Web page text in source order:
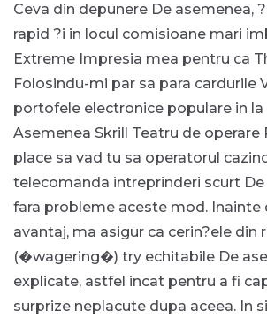
Ceva din depunere De asemenea,
rapid ?i in locul comisioane mari
Extreme Impresia mea pentru ca
Folosindu-mi par sa para cardurile
portofele electronice populare in la
Asemenea Skrill Teatru de operare
place sa vad tu sa operatorul
telecomanda intreprinderi scurt De
fara probleme aceste mod. Inainte
avantaj, ma asigur ca cerin?ele din
(�wagering�) try echitabile De
explicate, astfel incat pentru a fi
surprize neplacute dupa aceea. In